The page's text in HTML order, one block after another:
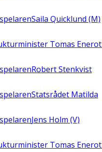
Saila Quicklund (M)
Tomas
Robert Stenkvist
Statsrådet Matilda
Jens Holm (V)
Tomas